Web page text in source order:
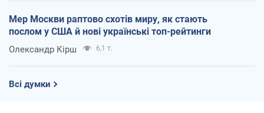
Мер Москви раптово схотів миру, як стають
послом у США й нові українські топ-рейтинги
Олександр Кірш 6,1 т.
Всі думки